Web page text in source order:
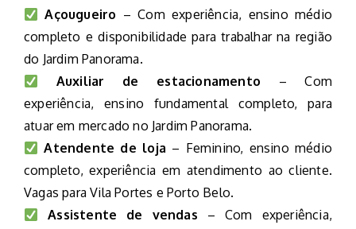
Açougueiro – Com experiência, ensino médio
completo e disponibilidade para trabalhar na região
do Jardim Panorama.
Auxiliar de estacionamento – Com
experiência, ensino fundamental completo, para
atuar em mercado no Jardim Panorama.
Atendente de loja – Feminino, ensino médio
completo, experiência em atendimento ao cliente.
Vagas para Vila Portes e Porto Belo.
Assistente de vendas – Com experiência,